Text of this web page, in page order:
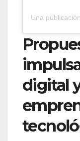
Una
digital